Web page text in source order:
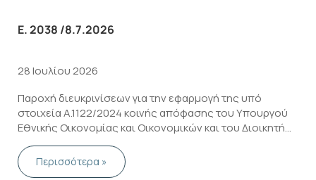
Ε. 2038 /8.7.2026
28 Ιουλίου 2026
Παροχή διευκρινίσεων για την εφαρμογή της υπό
στοιχεία Α.1122/2024 κοινής απόφασης του Υπουργού
Εθνικής Οικονομίας και Οικονομικών και του Διοικητή
της ΑΑΔΕ (Β’ 4570), καθώς και της υπό στοιχεία
Α.1123/2024 απόφασης του Διοικητή της ΑΑΔΕ για την
ψηφιακή έκδοση των …
Περισσότερα »